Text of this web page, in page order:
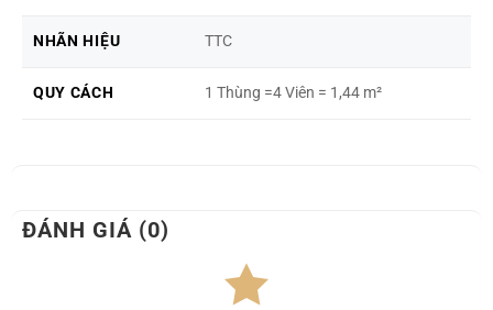
NHÃN HIỆU TTC
QUY CÁCH 1 Thùng =4 Viên = 1,44 m²
ĐÁNH GIÁ (0)